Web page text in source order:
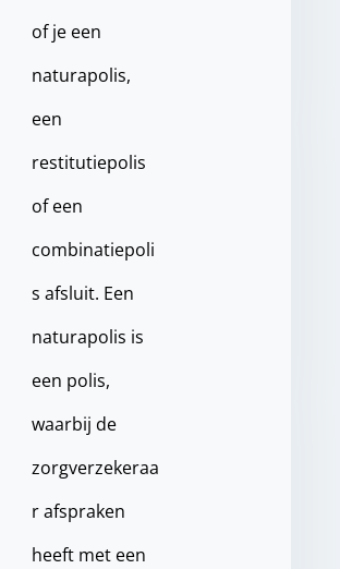
of je een
naturapolis,
een
restitutiepolis
of een
combinatiepoli
s afsluit. Een
naturapolis is
een polis,
waarbij de
zorgverzekeraa
r afspraken
heeft met een